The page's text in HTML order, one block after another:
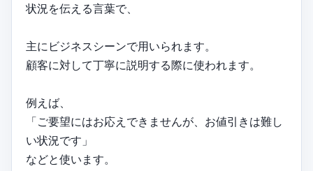
状況を伝える言葉で、
主にビジネスシーンで用いられます。
顧客に対して丁寧に説明する際に使われます。
例えば、
「ご要望にはお応えできませんが、お値引きは難し
い状況です」
などと使います。